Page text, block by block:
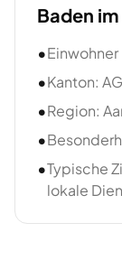
Baden
•
•Kanton: AG
•Region:
•
•Typische
lokale